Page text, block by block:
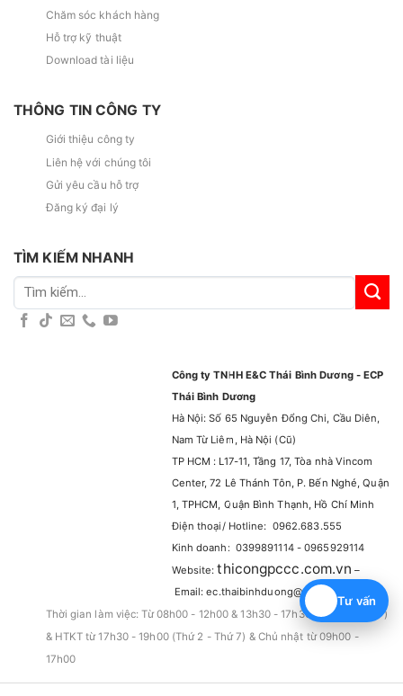
Tư vấn
Chăm sóc khách hàng
Hỗ trợ kỹ thuật
Download tài liệu
THÔNG TIN CÔNG TY
Giới thiệu công ty
Liên hệ với chúng tôi
Gửi yêu cầu hỗ trợ
Đăng ký đại lý
TÌM KIẾM NHANH
Tìm
kiếm:
Công ty TNHH E&C Thái Bình Dương - ECP
Thái Bình Dương
Hà Nội: Số 65 Nguyễn Đổng Chi, Cầu Diên,
Nam Từ Liêm, Hà Nội (Cũ)
TP HCM : L17-11, Tầng 17, Tòa nhà Vincom
Center, 72 Lê Thánh Tôn, P. Bến Nghé, Quận
1, TPHCM, Quận Bình Thạnh, Hồ Chí Minh
Điện thoại/ Hotline: 0962.683.555
Kinh doanh: 0399891114 - 0965929114
Website:thicongpccc.com.vn –
Email: ec.thaibinhduong@gmail.com
Thời gian làm việc: Từ 08h00 - 12h00 & 13h30 - 17h30 (Thứ 2 - Thứ 7)
& HTKT từ 17h30 - 19h00 (Thứ 2 - Thứ 7) & Chủ nhật từ 09h00 -
17h00